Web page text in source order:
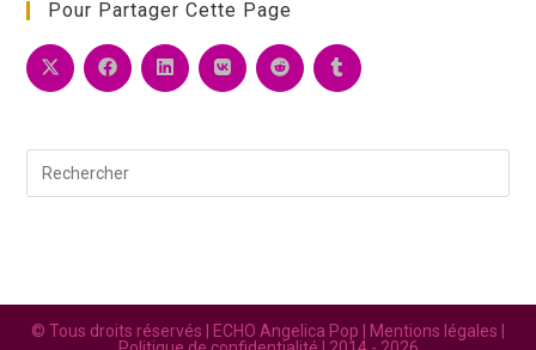
Pour Partager Cette Page
to
© Tous droits réservés | ECHO Angelica Pop | Mentions légales